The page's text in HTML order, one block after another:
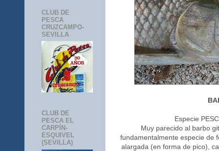
Especie
Muy parecido al barbo
fundamentalmente especie de
alargada (en forma de pico),
CLUB DE
PESCA
CRUZCAMPO-
SEVILLA
CLUB DE
PESCA EL
CARPÍN-
ESQUIVEL
(SEVILLA)